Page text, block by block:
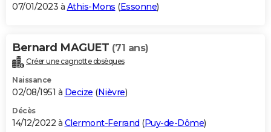
07/01/2023 à Athis-Mons (Essonne)
Bernard MAGUET (71 ans)
Créer une cagnotte obsèques
Naissance
02/08/1951 à Decize (Nièvre)
Décès
14/12/2022 à Clermont-Ferrand (Puy-de-Dôme)